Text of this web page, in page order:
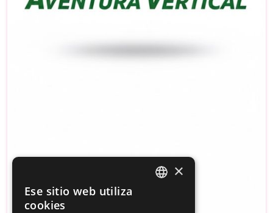
×
Ese sitio web utiliza
cookies